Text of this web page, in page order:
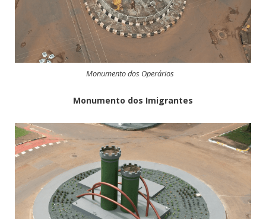
Monumento dos Operários
Monumento dos Imigrantes